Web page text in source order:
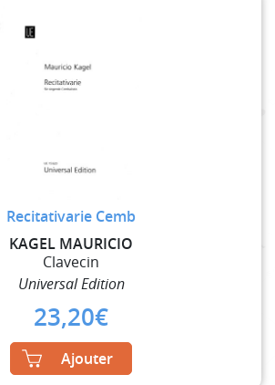
Recitativarie Cemb
KAGEL MAURICIO
Clavecin
Universal Edition
23,20€
Ajouter